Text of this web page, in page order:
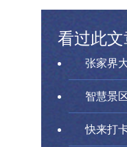
看过此
张家界
智慧景
快来打